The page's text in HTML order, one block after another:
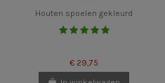
Houten spoelen gekleurd
€ 29,75